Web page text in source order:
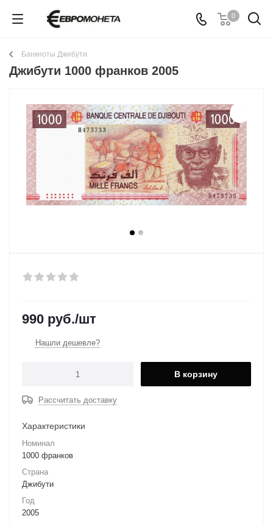
0
Банкноты Джибути
Джибути 1000 франков 2005
990 руб./шт
Нашли дешевле?
В корзину
Рассчитать доставку
Характеристики
Номинал
1000 франков
Страна
Джибути
Год
2005